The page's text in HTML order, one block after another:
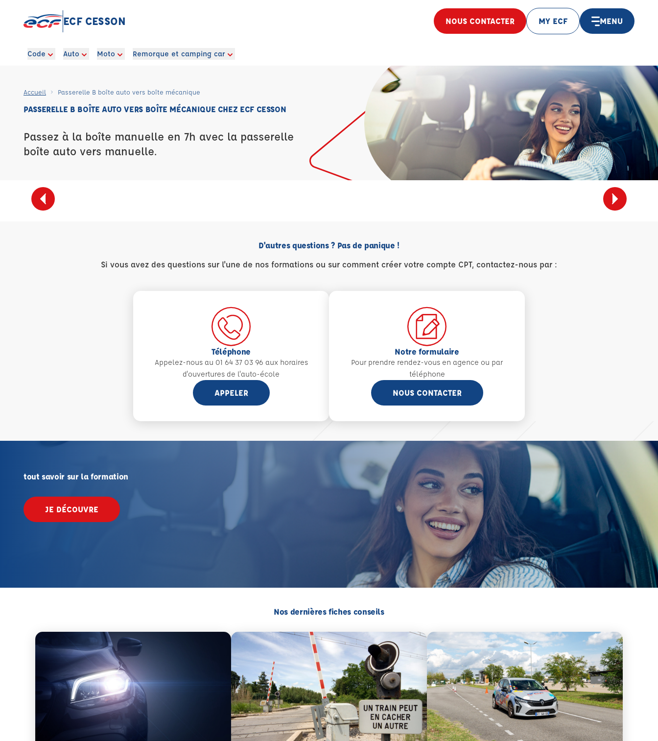
ECF CESSON NOUS CONTACTER MY ECF MENU
Code Auto Moto Remorque et camping car
Accueil Passerelle B boîte auto vers boîte mécanique
PASSERELLE B BOÎTE AUTO VERS BOÎTE MÉCANIQUE CHEZ ECF CESSON
Passez à la boîte manuelle en 7h avec la passerelle
boîte auto vers manuelle.
D'autres questions ? Pas de panique !
Si vous avez des questions sur l'une de nos formations ou sur comment créer votre compte CPT, contactez-nous par :
Téléphone
Appelez-nous au 01 64 37 03 96 aux horaires
d'ouvertures de l'auto-école
APPELER
Notre formulaire
Pour prendre rendez-vous en agence ou par
téléphone
NOUS CONTACTER
tout savoir sur la formation
JE DÉCOUVRE
Nos dernières fiches conseils